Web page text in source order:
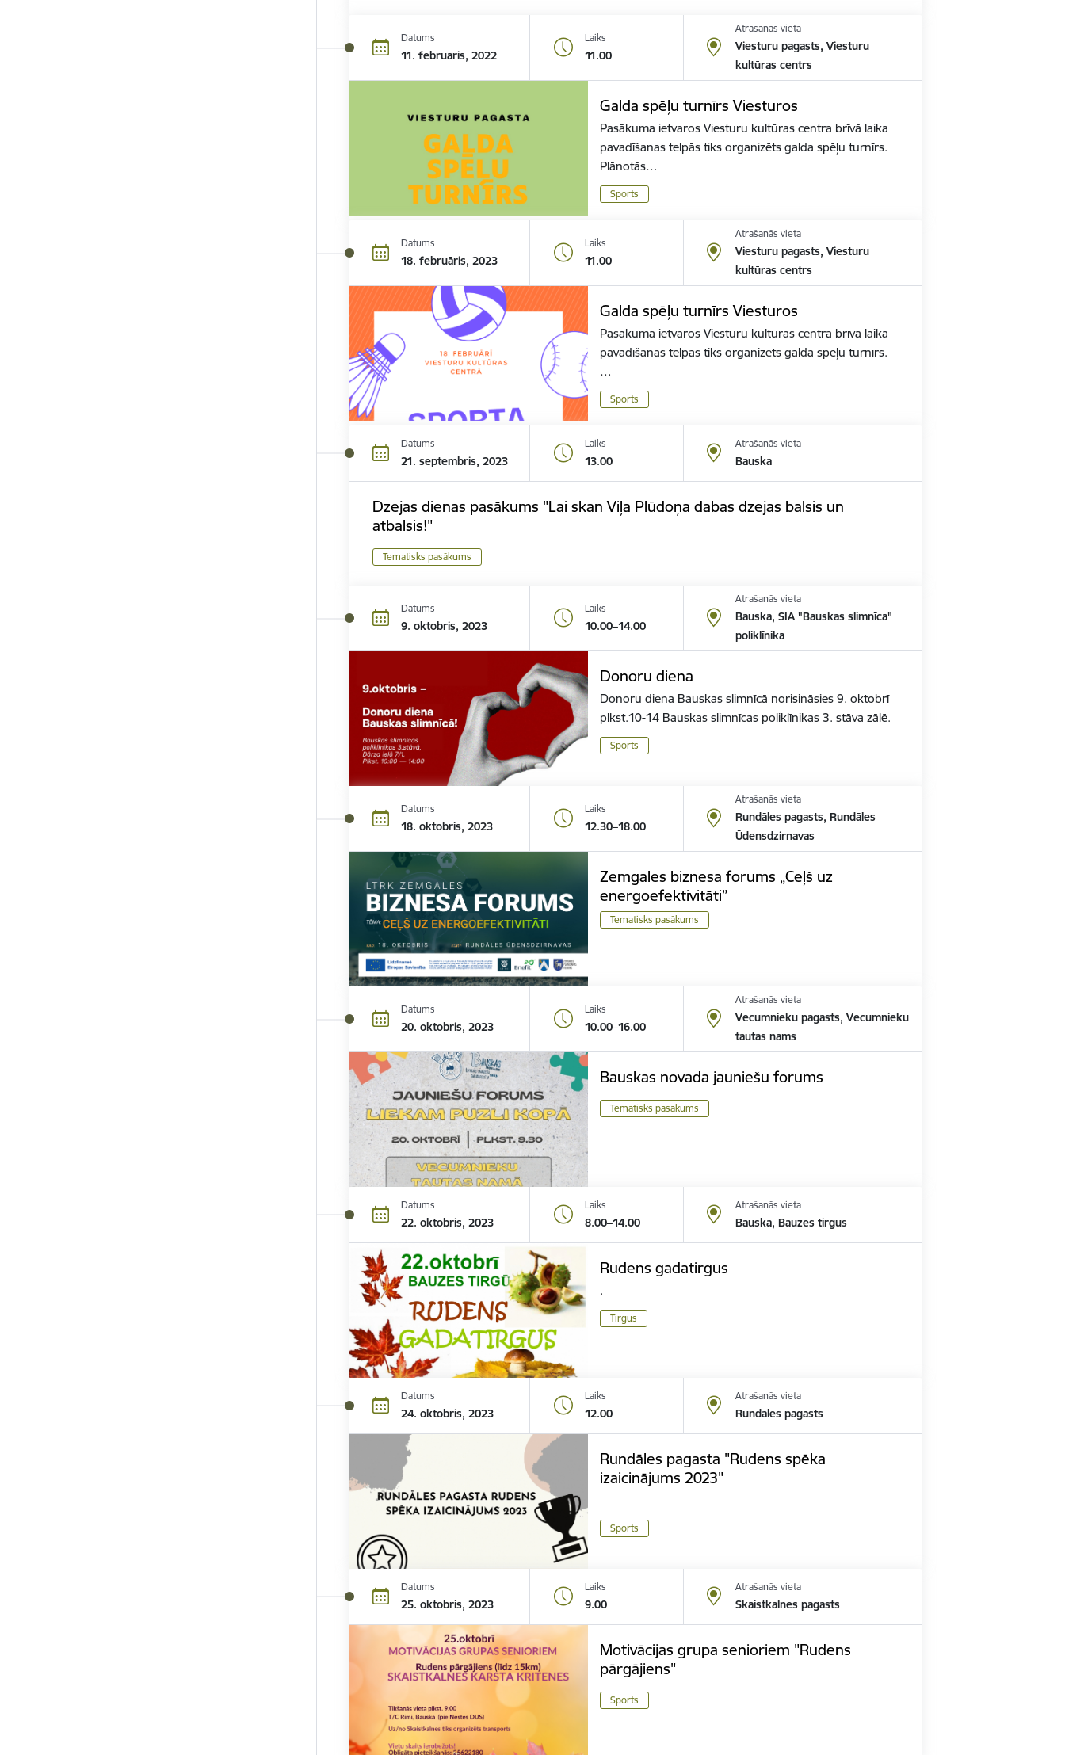
Datums
11. februāris, 2022
Laiks
11.00
Atrašanās vieta
Viesturu pagasts, Viesturu
kultūras centrs
Galda spēļu turnīrs Viesturos
Pasākuma ietvaros Viesturu kultūras centra brīvā laika
pavadīšanas telpās tiks organizēts galda spēļu turnīrs.
Plānotās…
Sports
Datums
18. februāris, 2023
Laiks
11.00
Atrašanās vieta
Viesturu pagasts, Viesturu
kultūras centrs
Galda spēļu turnīrs Viesturos
Pasākuma ietvaros Viesturu kultūras centra brīvā laika
pavadīšanas telpās tiks organizēts galda spēļu turnīrs.
…
Sports
Datums
21. septembris, 2023
Laiks
13.00
Atrašanās vieta
Bauska
Dzejas dienas pasākums "Lai skan Viļa Plūdoņa dabas dzejas balsis un
atbalsis!"
Tematisks pasākums
Datums
9. oktobris, 2023
Laiks
10.00–14.00
Atrašanās vieta
Bauska, SIA "Bauskas slimnīca"
poliklīnika
Donoru diena
Donoru diena Bauskas slimnīcā norisināsies 9. oktobrī
plkst.10-14 Bauskas slimnīcas poliklīnikas 3. stāva zālē.
Sports
Datums
18. oktobris, 2023
Laiks
12.30–18.00
Atrašanās vieta
Rundāles pagasts, Rundāles
Ūdensdzirnavas
Zemgales biznesa forums „Ceļš uz
energoefektivitāti”
Tematisks pasākums
Datums
20. oktobris, 2023
Laiks
10.00–16.00
Atrašanās vieta
Vecumnieku pagasts, Vecumnieku
tautas nams
Bauskas novada jauniešu forums
Tematisks pasākums
Datums
22. oktobris, 2023
Laiks
8.00–14.00
Atrašanās vieta
Bauska, Bauzes tirgus
Rudens gadatirgus
.
Tirgus
Datums
24. oktobris, 2023
Laiks
12.00
Atrašanās vieta
Rundāles pagasts
Rundāles pagasta "Rudens spēka
izaicinājums 2023"
Sports
Datums
25. oktobris, 2023
Laiks
9.00
Atrašanās vieta
Skaistkalnes pagasts
Motivācijas grupa senioriem "Rudens
pārgājiens"
Sports